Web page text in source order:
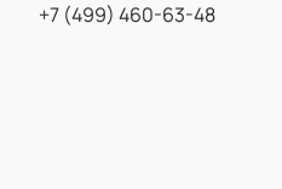
+7 (499) 460-63-48